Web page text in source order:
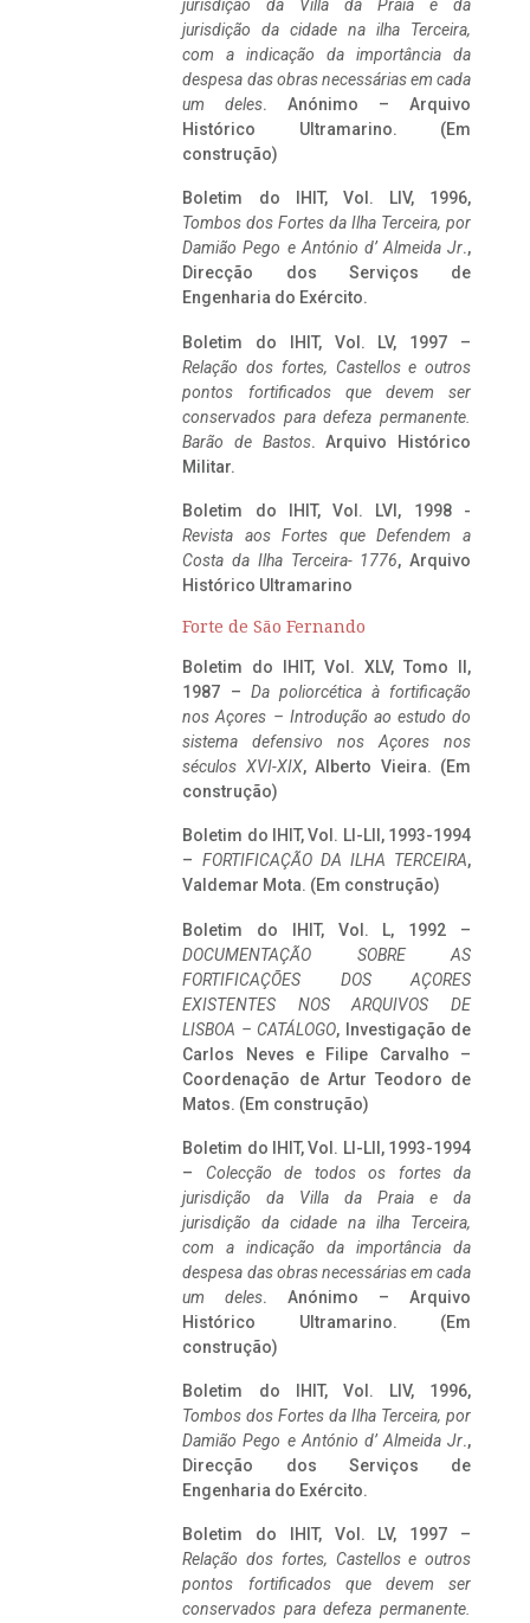
jurisdição da Villa da Praia e da
jurisdição da cidade na ilha Terceira,
com a indicação da importância da
despesa das obras necessárias em cada
um deles. Anónimo – Arquivo
Histórico Ultramarino. (Em
construção)
Boletim do IHIT, Vol. LIV, 1996,
Tombos dos Fortes da Ilha Terceira, por
Damião Pego e António d’ Almeida Jr.,
Direcção dos Serviços de
Engenharia do Exército.
Boletim do IHIT, Vol. LV, 1997 –
Relação dos fortes, Castellos e outros
pontos fortificados que devem ser
conservados para defeza permanente.
Barão de Bastos. Arquivo Histórico
Militar.
Boletim do IHIT, Vol. LVI, 1998 -
Revista aos Fortes que Defendem a
Costa da Ilha Terceira- 1776, Arquivo
Histórico Ultramarino
Forte de São Fernando
Boletim do IHIT, Vol. XLV, Tomo II,
1987 – Da poliorcética à fortificação
nos Açores – Introdução ao estudo do
sistema defensivo nos Açores nos
séculos XVI-XIX, Alberto Vieira. (Em
construção)
Boletim do IHIT, Vol. LI-LII, 1993-1994
– FORTIFICAÇÃO DA ILHA TERCEIRA,
Valdemar Mota. (Em construção)
Boletim do IHIT, Vol. L, 1992 –
DOCUMENTAÇÃO SOBRE AS
FORTIFICAÇÕES DOS AÇORES
EXISTENTES NOS ARQUIVOS DE
LISBOA – CATÁLOGO, Investigação de
Carlos Neves e Filipe Carvalho –
Coordenação de Artur Teodoro de
Matos. (Em construção)
Boletim do IHIT, Vol. LI-LII, 1993-1994
– Colecção de todos os fortes da
jurisdição da Villa da Praia e da
jurisdição da cidade na ilha Terceira,
com a indicação da importância da
despesa das obras necessárias em cada
um deles. Anónimo – Arquivo
Histórico Ultramarino. (Em
construção)
Boletim do IHIT, Vol. LIV, 1996,
Tombos dos Fortes da Ilha Terceira, por
Damião Pego e António d’ Almeida Jr.,
Direcção dos Serviços de
Engenharia do Exército.
Boletim do IHIT, Vol. LV, 1997 –
Relação dos fortes, Castellos e outros
pontos fortificados que devem ser
conservados para defeza permanente.